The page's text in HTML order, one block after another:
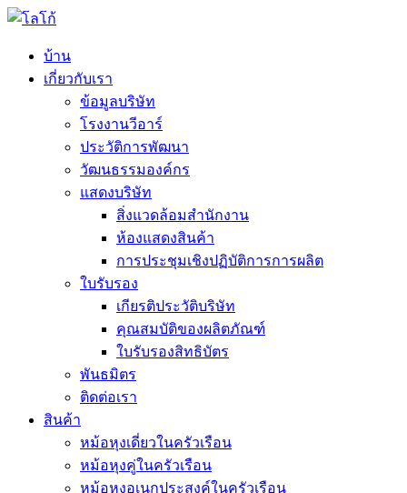
บ้าน
เกี่ยวกับเรา
ข้อมูลบริษัท
โรงงานวีอาร์
ประวัติการพัฒนา
วัฒนธรรมองค์กร
แสดงบริษัท
สิ่งแวดล้อมสำนักงาน
ห้องแสดงสินค้า
การประชุมเชิงปฏิบัติการการผลิต
ใบรับรอง
เกียรติประวัติบริษัท
คุณสมบัติของผลิตภัณฑ์
ใบรับรองสิทธิบัตร
พันธมิตร
ติดต่อเรา
สินค้า
หม้อหุงเดี่ยวในครัวเรือน
หม้อหุงคู่ในครัวเรือน
หม้อหุงอเนกประสงค์ในครัวเรือน